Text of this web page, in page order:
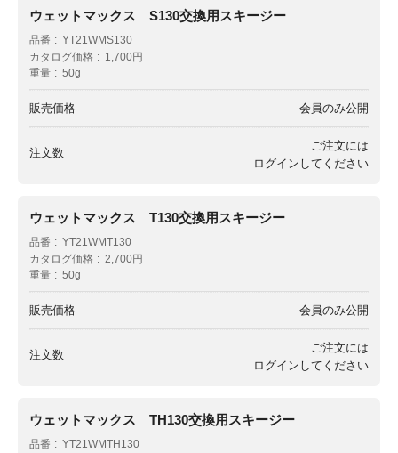
ウェットマックス S130交換用スキージー
品番
YT21WMS130
カタログ価格
1,700円
重量
50g
販売価格 会員のみ公開
注文数
ご注文には
ログイン してください
ウェットマックス T130交換用スキージー
品番
YT21WMT130
カタログ価格
2,700円
重量
50g
販売価格 会員のみ公開
注文数
ご注文には
ログイン してください
ウェットマックス TH130交換用スキージー
品番
YT21WMTH130